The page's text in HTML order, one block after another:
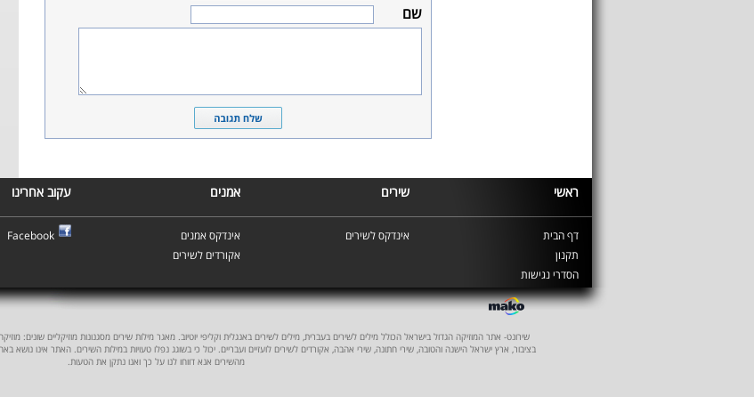
שם
ראשי שירים אמנים עקוב אחרינו
דף הבית
תקנון
הסדרי נגישות
אינדקס לשירים
אינדקס אמנים
אקורדים לשירים
Facebook
שירונט- אתר המוזיקה הגדול בישראל הכולל מילים לשירים בעברית, מילים לשירים באנגלית וקליפי יוטיוב. מאגר מילות שירים מסגנונות מוזיקליים שונים:
בציבור, ארץ ישראל הישנה והטובה, שירי חתונה, שירי אהבה, אקורדים לשירים לועזיים ועבריים. יכול כי בשוגג נפלו טעויות במילות השירים. האתר אינו נושא
מהשירים אנא דווחו לנו על כך ואנו נתקן את הטעות.